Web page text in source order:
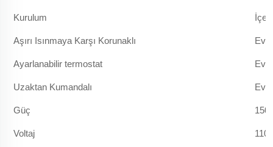
Kurulum
Aşırı Isınmaya Karşı Korunaklı Evet
Ayarlanabilir termostat Evet
Uzaktan Kumandalı Evet
Güç
Voltaj